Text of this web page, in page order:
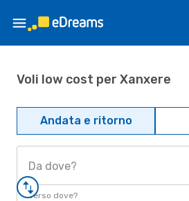
Voli low cost per Xanxere
Andata e ritorno
Da dove?
Verso dove?